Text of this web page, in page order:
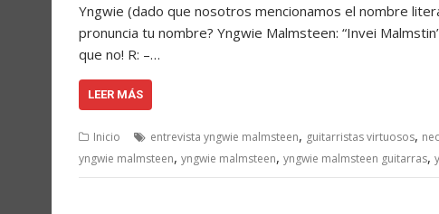
Yngwie (dado que nosotros mencionamos el nombre
pronuncia tu nombre? Yngwie Malmsteen: “Invei
que no! R: –…
LEER MÁS
Inicio entrevista yngwie malmsteen, guitarristas virtuosos,
yngwie malmsteen, yngwie malmsteen, yngwie malmsteen guitarras,